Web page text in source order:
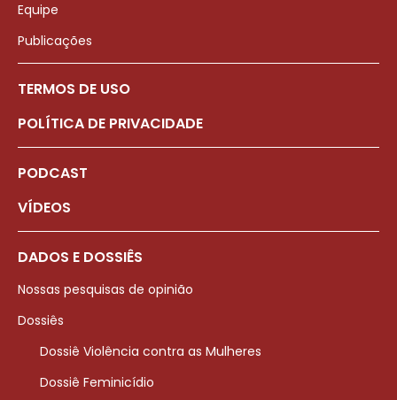
Equipe
Publicações
TERMOS DE USO
POLÍTICA DE PRIVACIDADE
PODCAST
VÍDEOS
DADOS E DOSSIÊS
Nossas pesquisas de opinião
Dossiês
Dossiê Violência contra as Mulheres
Dossiê Feminicídio